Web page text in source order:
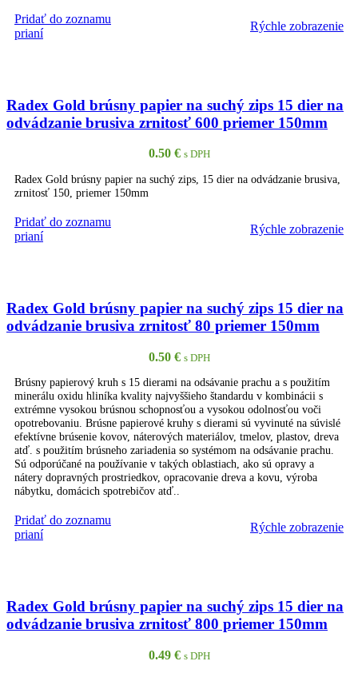
Pridať do zoznamu
prianí
Rýchle zobrazenie
Radex Gold brúsny papier na suchý zips 15 dier na
odvádzanie brusiva zrnitosť 600 priemer 150mm
0.50 € s DPH
Radex Gold brúsny papier na suchý zips, 15 dier na odvádzanie brusiva,
zrnitosť 150, priemer 150mm
Pridať do zoznamu
prianí
Rýchle zobrazenie
Radex Gold brúsny papier na suchý zips 15 dier na
odvádzanie brusiva zrnitosť 80 priemer 150mm
0.50 € s DPH
Brúsny papierový kruh s 15 dierami na odsávanie prachu a s použitím
minerálu oxidu hliníka kvality najvyššieho štandardu v kombinácii s
extrémne vysokou brúsnou schopnosťou a vysokou odolnosťou voči
opotrebovaniu. Brúsne papierové kruhy s dierami sú vyvinuté na súvislé
efektívne brúsenie kovov, náterových materiálov, tmelov, plastov, dreva
atď. s použitím brúsneho zariadenia so systémom na odsávanie prachu.
Sú odporúčané na používanie v takých oblastiach, ako sú opravy a
nátery dopravných prostriedkov, opracovanie dreva a kovu, výroba
nábytku, domácich spotrebičov atď..
Pridať do zoznamu
prianí
Rýchle zobrazenie
Radex Gold brúsny papier na suchý zips 15 dier na
odvádzanie brusiva zrnitosť 800 priemer 150mm
0.49 € s DPH